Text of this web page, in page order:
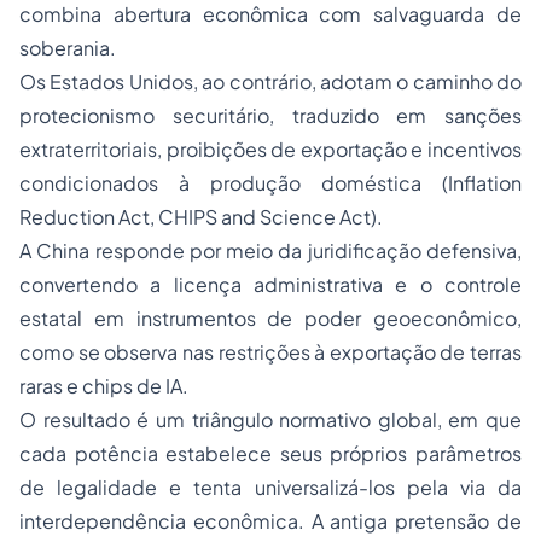
combina abertura econômica com salvaguarda de
soberania.
Os Estados Unidos, ao contrário, adotam o caminho do
protecionismo securitário, traduzido em sanções
extraterritoriais, proibições de exportação e incentivos
condicionados à produção doméstica (Inflation
Reduction Act, CHIPS and Science Act).
A China responde por meio da juridificação defensiva,
convertendo a licença administrativa e o controle
estatal em instrumentos de poder geoeconômico,
como se observa nas restrições à exportação de terras
raras e chips de IA.
O resultado é um triângulo normativo global, em que
cada potência estabelece seus próprios parâmetros
de legalidade e tenta universalizá-los pela via da
interdependência econômica. A antiga pretensão de